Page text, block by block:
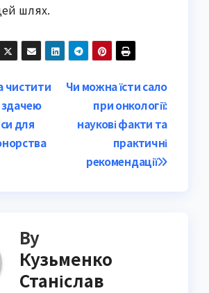
шлях.
Чи можна їсти сало
при онкології:
наукові факти та
практичні
рекомендації
чистити
для
By
Кузьменко
Станіслав